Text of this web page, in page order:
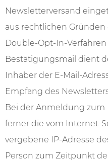
Newsletterversand
aus rechtlichen
Double-Opt-In-Verfahren
Bestätigungsmail dient
Inhaber der E-Mail-
Empfang des
Bei der Anmeldung
ferner die vom Internet-
vergebene IP-Adresse
Person zum Zeitpunkt